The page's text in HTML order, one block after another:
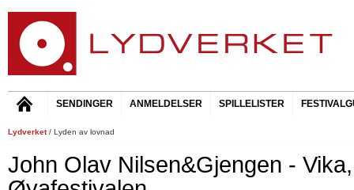
SENDINGER ANMELDELSER SPILLELISTER
Lydverket/ Lyden av lovnad
John Olav Nilsen&Gjengen - Vika,